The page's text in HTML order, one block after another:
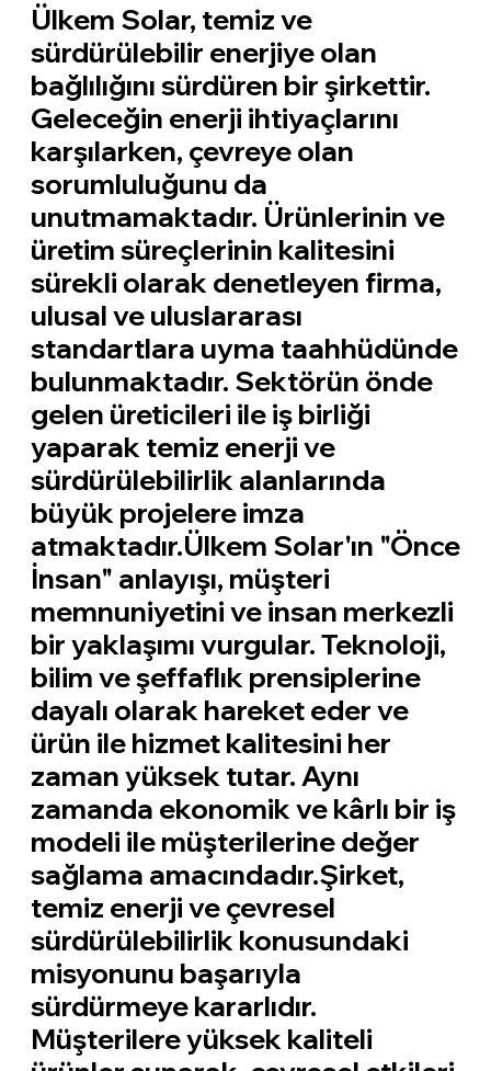
Ülkem Solar, temiz ve
sürdürülebilir enerjiye olan
bağlılığını sürdüren bir şirkettir.
Geleceğin enerji ihtiyaçlarını
karşılarken, çevreye olan
sorumluluğunu da
unutmamaktadır. Ürünlerinin ve
üretim süreçlerinin kalitesini
sürekli olarak denetleyen firma,
ulusal ve uluslararası
standartlara uyma taahhüdünde
bulunmaktadır. Sektörün önde
gelen üreticileri ile iş birliği
yaparak temiz enerji ve
sürdürülebilirlik alanlarında
büyük projelere imza
atmaktadır.Ülkem Solar'ın "Önce
İnsan" anlayışı, müşteri
memnuniyetini ve insan merkezli
bir yaklaşımı vurgular. Teknoloji,
bilim ve şeffaflık prensiplerine
dayalı olarak hareket eder ve
ürün ile hizmet kalitesini her
zaman yüksek tutar. Aynı
zamanda ekonomik ve kârlı bir iş
modeli ile müşterilerine değer
sağlama amacındadır.Şirket,
temiz enerji ve çevresel
sürdürülebilirlik konusundaki
misyonunu başarıyla
sürdürmeye kararlıdır.
Müşterilere yüksek kaliteli